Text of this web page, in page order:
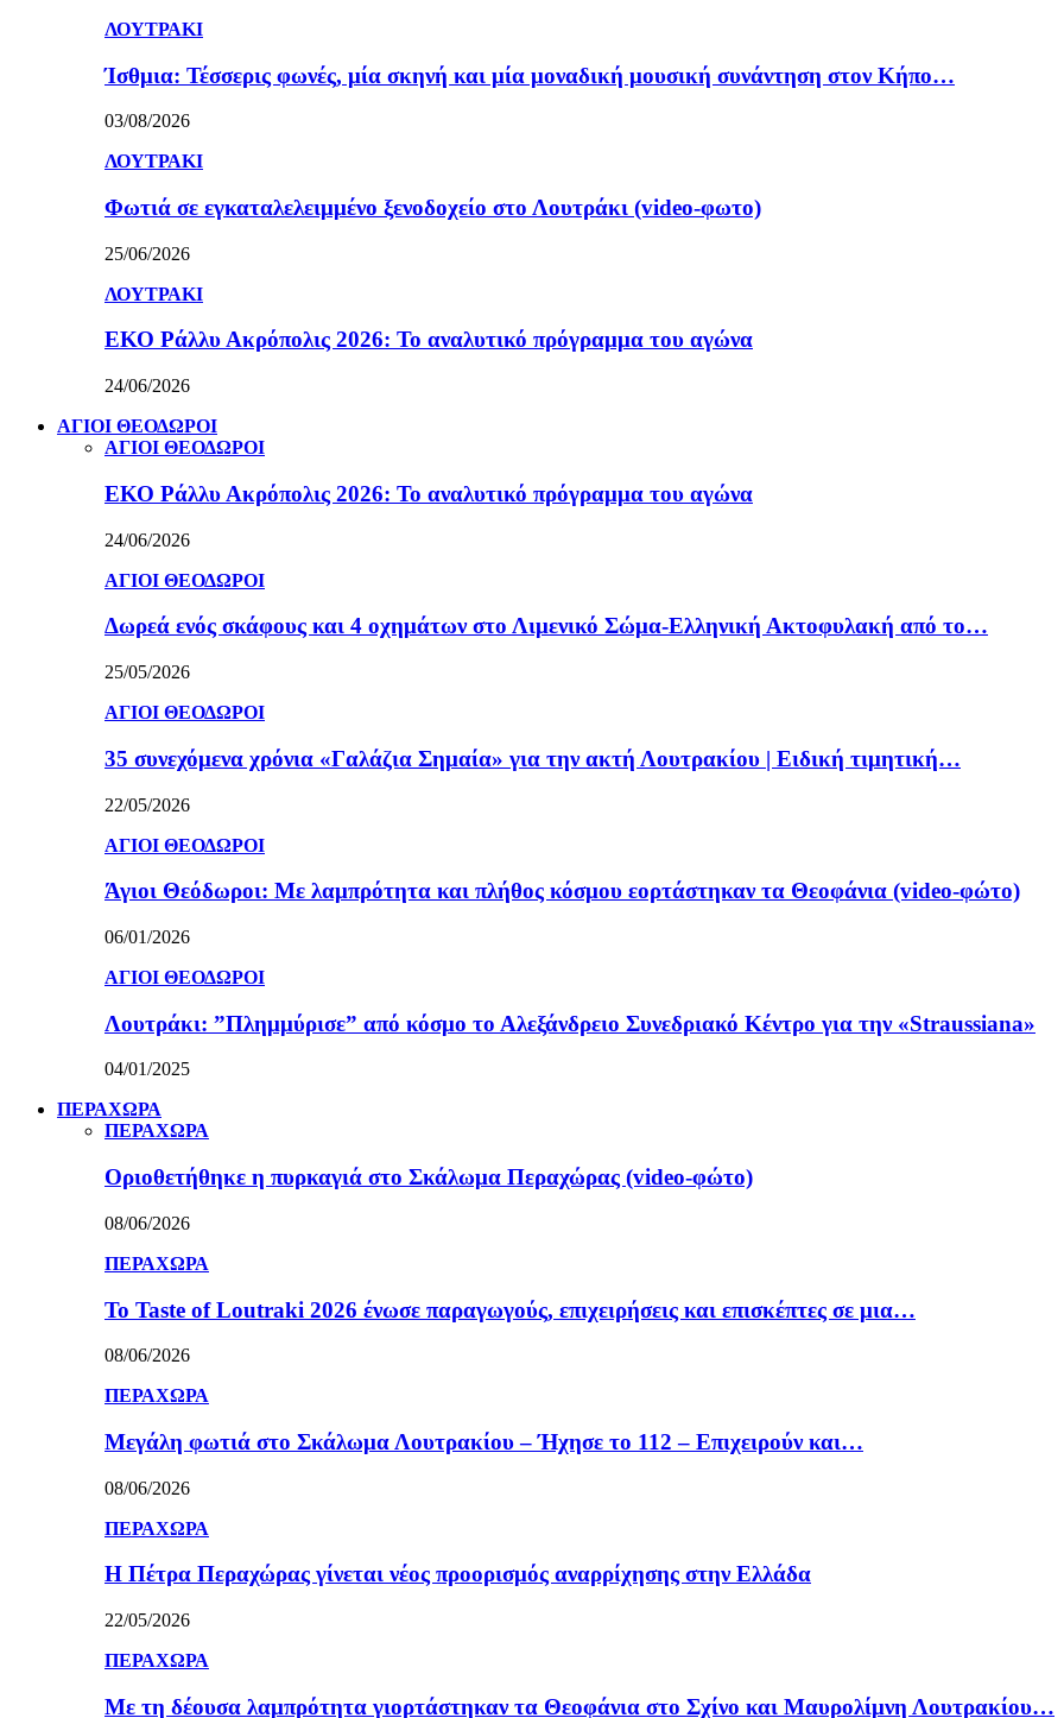
ΛΟΥΤΡΑΚΙ
Ίσθμια: Τέσσερις φωνές, μία σκηνή και μία μοναδική μουσική συνάντηση στον Κήπο…
03/08/2026
ΛΟΥΤΡΑΚΙ
Φωτιά σε εγκαταλελειμμένο ξενοδοχείο στο Λουτράκι (video-φωτο)
25/06/2026
ΛΟΥΤΡΑΚΙ
ΕΚΟ Ράλλυ Ακρόπολις 2026: Το αναλυτικό πρόγραμμα του αγώνα
24/06/2026
ΑΓΙΟΙ ΘΕΟΔΩΡΟΙ
ΑΓΙΟΙ ΘΕΟΔΩΡΟΙ
ΕΚΟ Ράλλυ Ακρόπολις 2026: Το αναλυτικό πρόγραμμα του αγώνα
24/06/2026
ΑΓΙΟΙ ΘΕΟΔΩΡΟΙ
Δωρεά ενός σκάφους και 4 οχημάτων στο Λιμενικό Σώμα-Ελληνική Ακτοφυλακή από το…
25/05/2026
ΑΓΙΟΙ ΘΕΟΔΩΡΟΙ
35 συνεχόμενα χρόνια «Γαλάζια Σημαία» για την ακτή Λουτρακίου | Ειδική τιμητική…
22/05/2026
ΑΓΙΟΙ ΘΕΟΔΩΡΟΙ
Άγιοι Θεόδωροι: Με λαμπρότητα και πλήθος κόσμου εορτάστηκαν τα Θεοφάνια (video-φώτο)
06/01/2026
ΑΓΙΟΙ ΘΕΟΔΩΡΟΙ
Λουτράκι: ”Πλημμύρισε” από κόσμο το Αλεξάνδρειο Συνεδριακό Κέντρο για την «Straussiana»
04/01/2025
ΠΕΡΑΧΩΡΑ
ΠΕΡΑΧΩΡΑ
Οριοθετήθηκε η πυρκαγιά στο Σκάλωμα Περαχώρας (video-φώτο)
08/06/2026
ΠΕΡΑΧΩΡΑ
Το Taste of Loutraki 2026 ένωσε παραγωγούς, επιχειρήσεις και επισκέπτες σε μια…
08/06/2026
ΠΕΡΑΧΩΡΑ
Μεγάλη φωτιά στο Σκάλωμα Λουτρακίου – Ήχησε το 112 – Επιχειρούν και…
08/06/2026
ΠΕΡΑΧΩΡΑ
Η Πέτρα Περαχώρας γίνεται νέος προορισμός αναρρίχησης στην Ελλάδα
22/05/2026
ΠΕΡΑΧΩΡΑ
Με τη δέουσα λαμπρότητα γιορτάστηκαν τα Θεοφάνια στο Σχίνο και Μαυρολίμνη Λουτρακίου…